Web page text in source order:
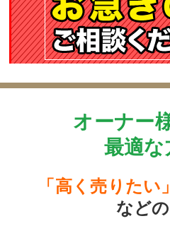
オーナー
最適な
「高く売りた
など